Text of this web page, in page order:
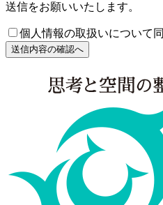
送信をお願いいたします。
個人情報の取扱いについて
送信内容の確認へ